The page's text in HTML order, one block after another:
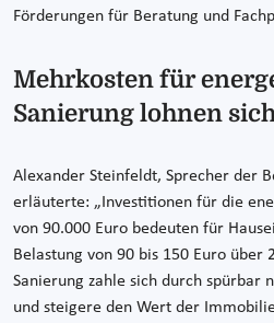
Förderungen für Beratung und
Mehrkosten für
Sanierung lohnen
Alexander Steinfeldt, Sprecher der
erläuterte: „Investitionen für die
von 90.000 Euro bedeuten für
Belastung von 90 bis 150 Euro über
Sanierung zahle sich durch spürbar
und steigere den Wert der